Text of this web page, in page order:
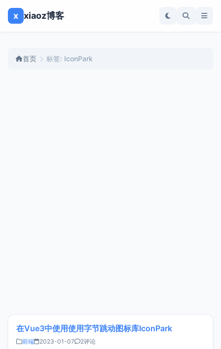
x xiaoz博客
首页 标签: IconPark
在Vue3中使用使用字节跳动图标库IconPark
前端 2023-01-07 2评论